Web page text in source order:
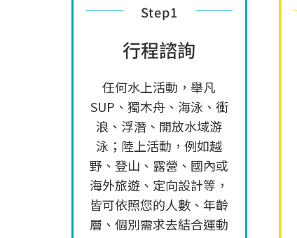
Step1
行程諮詢
任何水上活動，舉凡
SUP、獨木舟、海泳、衝
浪、浮潛、開放水域游
泳；陸上活動，例如越
野、登山、露營、國內或
海外旅遊、定向設計等，
皆可依照您的人數、年齡
層、個別需求去結合運動